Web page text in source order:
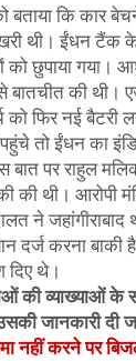
कि कार
थी। ईंधन टैंक के
छुपाया गया।
की थी।
को फिर नई
तो ईंधन का
बात पर राहुल
थी। आरोपी
ने
दर्ज करना
थे।
की व्याख्याओं
जानकारी दी
नहीं करने पर